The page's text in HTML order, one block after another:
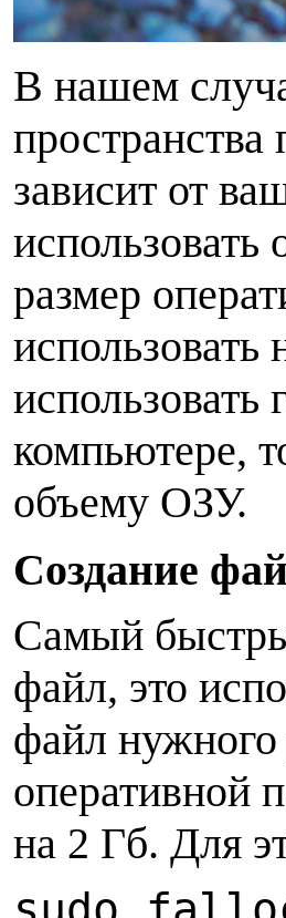
В нашем
зависит от
размер
компьютере,
объему ОЗУ.
Создание
Самый
файл, это
файл нужного
оперативной
на 2 Гб. Для